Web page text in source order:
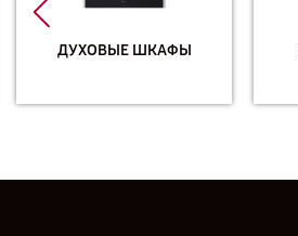
ДУХОВЫЕ ШКАФЫ